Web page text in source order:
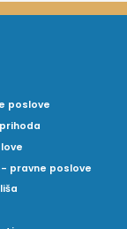
poslove
pravne poslove